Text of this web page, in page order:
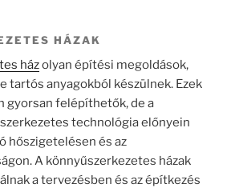
HÁZAK
házolyan építési megoldások,
tartós anyagokból készülnek. Ezek
gyorsan felépíthetők, de a
technológia előnyein
hőszigetelésen és az
A könnyűszerkezetes házak
a tervezésben és az építkezés